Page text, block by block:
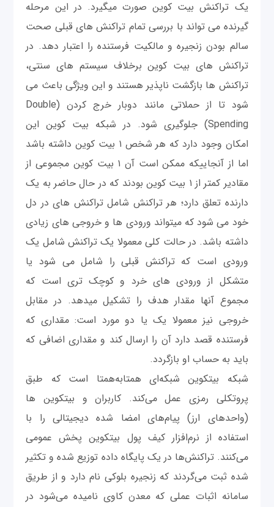
یک تراکنش بیت کوین صورت میگیرد. در این مرحله
گیرنده می تواند با بررسی تمام تراکنش های قبلی صحت
سالم بودن زنجیره و مالکیت فرستنده را اعتبار دهد. در
تراکنش های بیت کوین برخلاف سیستم های سنتی،
تراکنش ها بازگشت ناپذیر هستند و این ویژگی باعث می
شود تا از حملاتی مانند دوبار خرج کردن (Double
Spending) جلوگیری شود. در شبکه بیت کوین این
امکان وجود دارد که هر شخص ۱ بیت کوین داشته باشد
اما از آنجاییکه ممکن است آن ۱ بیت کوین مجموعی از
مقادیر کمتر از ۱ بیت کوین بودند که در حال حاضر به یک
دارنده تعلق دارد؛ هر تراکنش شامل تراکنش های در دل
خود می شود که میتواند ورودی ها و خروجی های زیادی
داشته باشد. در حالت کلی معمولا یک تراکنش شامل یک
ورودی است که تراکنش قبلی را شامل می شود یا
متشکل از ورودی های خرد و کوچک تری است که
مجموع آنها مقدار هدف را تشکیل میدهد. در مقابل
خروجی نیز معمولا یک یا دو مورد است: مقداری که
فرستنده قصد دارد آن را ارسال کند و مقداری اضافی که
باید به حساب او بازگردد.
شبکه بیتکوین شبکه‌ای همتابه‌همتا است که طبق
پروتکلی رمزی عمل می‌کند. کاربران و بیتکوین ها
(واحدهای ارز) پیام‌های امضا شده دیجیتالی را با
استفاده از نرم‌افزار کیف پول بیتکوین پخش عمومی
می‌کنند. تراکنش‌ها در یک پایگاه داده توزیع شده و تکثیر
شده ثبت می‌گردند که زنجیره بلوکی نام دارد و از طریق
سامانه اثبات عملی که معدن کاوی نامیده می‌شود در